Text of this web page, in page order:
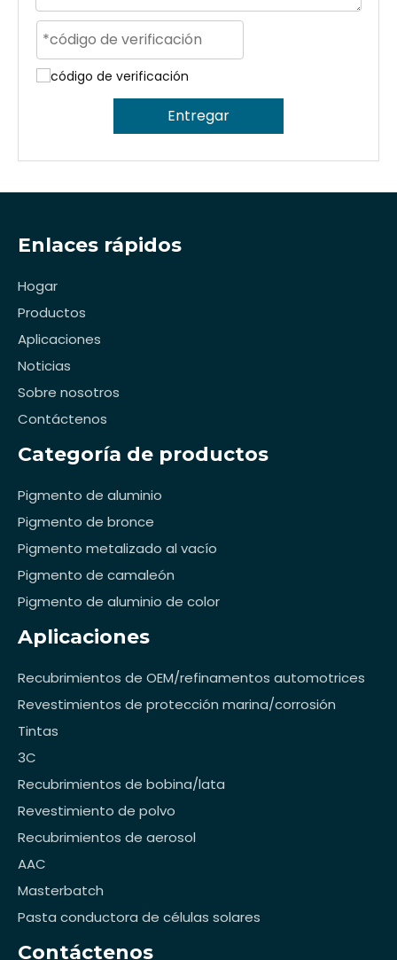
Entregar
Enlaces rápidos
Hogar
Productos
Aplicaciones
Noticias
Sobre nosotros
Contáctenos
Categoría de productos
Pigmento de aluminio
Pigmento de bronce
Pigmento metalizado al vacío
Pigmento de camaleón
Pigmento de aluminio de color
Aplicaciones
Recubrimientos de OEM/refinamentos automotrices
Revestimientos de protección marina/corrosión
Tintas
3C
Recubrimientos de bobina/lata
Revestimiento de polvo
Recubrimientos de aerosol
AAC
Masterbatch
Pasta conductora de células solares
Contáctenos